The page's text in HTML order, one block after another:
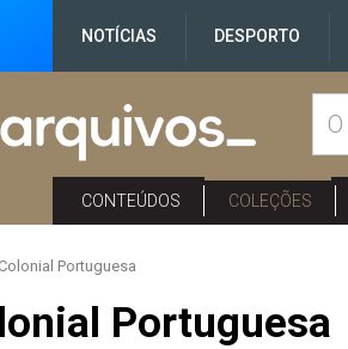
NOTÍCIAS DESPORTO
CONTEÚDOS COLEÇÕES
Portuguesa
Portuguesa